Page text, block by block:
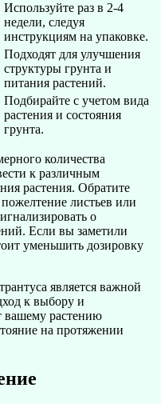
Используйте раз в 2-4
недели, следуя
инструкциям на упаковке.
Подходят для улучшения
структуры грунта и
питания растений.
Подбирайте с учетом вида
растения и состояния
грунта.
количества
к различным
растения. Обратите
листьев или
о
Если вы заметили
уменьшить дозировку
является важной
к выбору и
вашему растению
на протяжении